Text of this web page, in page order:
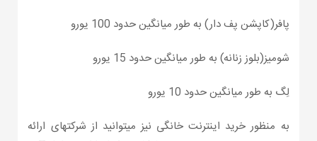
پافر(کاپشن پف دار) به طور میانگین حدود 100 یورو
شومیز(بلوز زنانه) به طور میانگین حدود 15 یورو
لِگ به طور میانگین حدود 10 یورو
به منظور خرید اینترنت خانگی نیز میتوانید از شرکتهای ارائه